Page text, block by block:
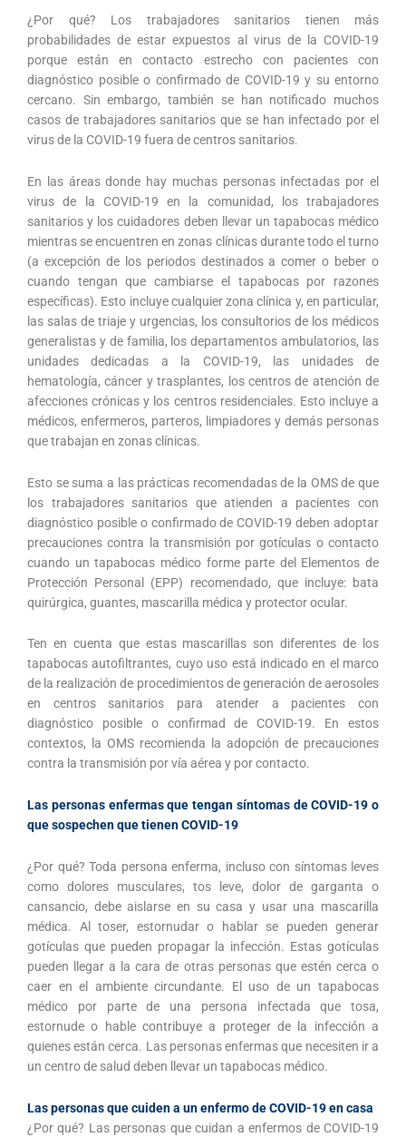
¿Por qué? Los trabajadores sanitarios tienen más
probabilidades de estar expuestos al virus de la COVID-19
porque están en contacto estrecho con pacientes con
diagnóstico posible o confirmado de COVID-19 y su entorno
cercano. Sin embargo, también se han notificado muchos
casos de trabajadores sanitarios que se han infectado por el
virus de la COVID-19 fuera de centros sanitarios.
En las áreas donde hay muchas personas infectadas por el
virus de la COVID-19 en la comunidad, los trabajadores
sanitarios y los cuidadores deben llevar un tapabocas médico
mientras se encuentren en zonas clínicas durante todo el turno
(a excepción de los periodos destinados a comer o beber o
cuando tengan que cambiarse el tapabocas por razones
específicas). Esto incluye cualquier zona clínica y, en particular,
las salas de triaje y urgencias, los consultorios de los médicos
generalistas y de familia, los departamentos ambulatorios, las
unidades dedicadas a la COVID-19, las unidades de
hematología, cáncer y trasplantes, los centros de atención de
afecciones crónicas y los centros residenciales. Esto incluye a
médicos, enfermeros, parteros, limpiadores y demás personas
que trabajan en zonas clínicas.
Esto se suma a las prácticas recomendadas de la OMS de que
los trabajadores sanitarios que atienden a pacientes con
diagnóstico posible o confirmado de COVID-19 deben adoptar
precauciones contra la transmisión por gotículas o contacto
cuando un tapabocas médico forme parte del Elementos de
Protección Personal (EPP) recomendado, que incluye: bata
quirúrgica, guantes, mascarilla médica y protector ocular.
Ten en cuenta que estas mascarillas son diferentes de los
tapabocas autofiltrantes, cuyo uso está indicado en el marco
de la realización de procedimientos de generación de aerosoles
en centros sanitarios para atender a pacientes con
diagnóstico posible o confirmad de COVID-19. En estos
contextos, la OMS recomienda la adopción de precauciones
contra la transmisión por vía aérea y por contacto.
Las personas enfermas que tengan síntomas de COVID-19 o
que sospechen que tienen COVID-19
¿Por qué? Toda persona enferma, incluso con síntomas leves
como dolores musculares, tos leve, dolor de garganta o
cansancio, debe aislarse en su casa y usar una mascarilla
médica. Al toser, estornudar o hablar se pueden generar
gotículas que pueden propagar la infección. Estas gotículas
pueden llegar a la cara de otras personas que estén cerca o
caer en el ambiente circundante. El uso de un tapabocas
médico por parte de una persona infectada que tosa,
estornude o hable contribuye a proteger de la infección a
quienes están cerca. Las personas enfermas que necesiten ir a
un centro de salud deben llevar un tapabocas médico.
Las personas que cuiden a un enfermo de COVID-19 en casa
¿Por qué? Las personas que cuidan a enfermos de COVID-19